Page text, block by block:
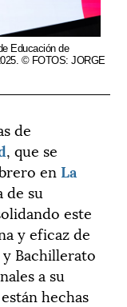
Educación de
© FOTOS: JORGE
de
, que se
en La
de su
este
y eficaz de
Bachillerato
a su
hechas